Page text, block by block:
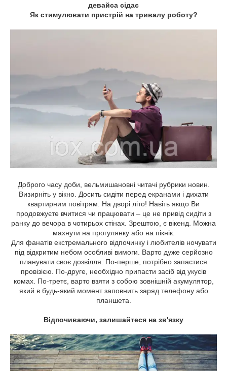
девайса сідає
Як стимулювати пристрій на тривалу роботу?
Доброго часу доби, вельмишановні читачі рубрики новин.
Визирніть у вікно. Досить сидіти перед екранами і дихати
квартирним повітрям. На дворі літо! Навіть якщо Ви
продовжуєте вчитися чи працювати – це не привід сидіти з
ранку до вечора в чотирьох стінах. Зрештою, є вікенд. Можна
махнути на прогулянку або на пікнік.
Для фанатів екстремального відпочинку і любителів ночувати
під відкритим небом особливі вимоги. Варто дуже серйозно
планувати своє дозвілля. По-перше, потрібно запастися
провізією. По-друге, необхідно припасти засіб від укусів
комах. По-третє, варто взяти з собою зовнішній акумулятор,
який в будь-який момент заповнить заряд телефону або
планшета.
Відпочиваючи, залишайтеся на зв'язку